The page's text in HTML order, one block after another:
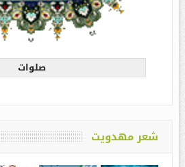
صلوات
شعر مهدویت